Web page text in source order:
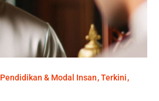
Pendidikan & Modal Insan Terkini